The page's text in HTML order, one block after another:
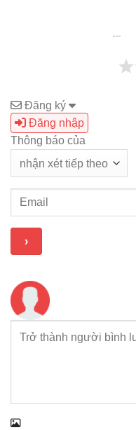
Đăng ký
Đăng nhập
Thông báo của